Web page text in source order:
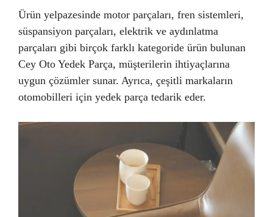
Ürün yelpazesinde motor parçaları, fren sistemleri,
süspansiyon parçaları, elektrik ve aydınlatma
parçaları gibi birçok farklı kategoride ürün bulunan
Cey Oto Yedek Parça, müşterilerin ihtiyaçlarına
uygun çözümler sunar. Ayrıca, çeşitli markaların
otomobilleri için yedek parça tedarik eder.